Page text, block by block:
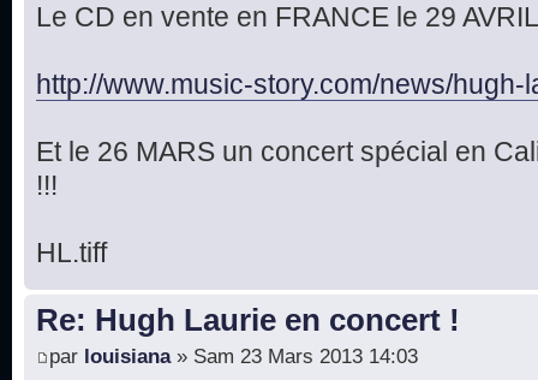
Le CD en vente en FRANCE le 29
http://www.music-story.com/news/hugh-
Et le 26 MARS un concert spécial en
!!!
HL.tiff
Re: Hugh Laurie en concert !
par louisiana» Sam 23 Mars 2013 14:03